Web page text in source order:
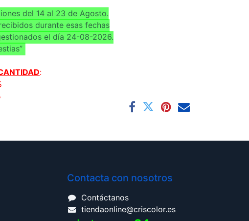
del 14 al 23 de Agosto.
durante esas fechas
el día 24-08-2026.
:
Contacta con nosotros
Contáctanos
tiendaonline@criscolor.es